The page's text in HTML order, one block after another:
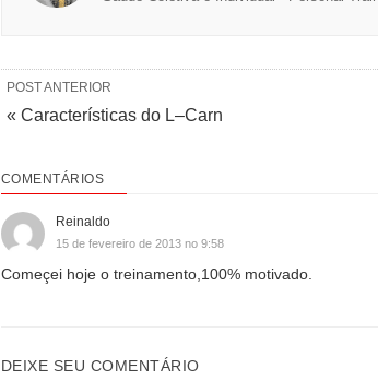
POST ANTERIOR
« Características do L–Carn
COMENTÁRIOS
Reinaldo
15 de fevereiro de 2013 no 9:58
Começei hoje o treinamento,100% motivado.
DEIXE SEU COMENTÁRIO